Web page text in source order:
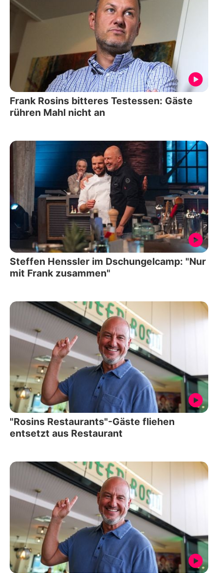
Frank Rosins bitteres Testessen: Gäste
rühren Mahl nicht an
Steffen Henssler im Dschungelcamp: "Nur
mit Frank zusammen"
"Rosins Restaurants"-Gäste fliehen
entsetzt aus Restaurant